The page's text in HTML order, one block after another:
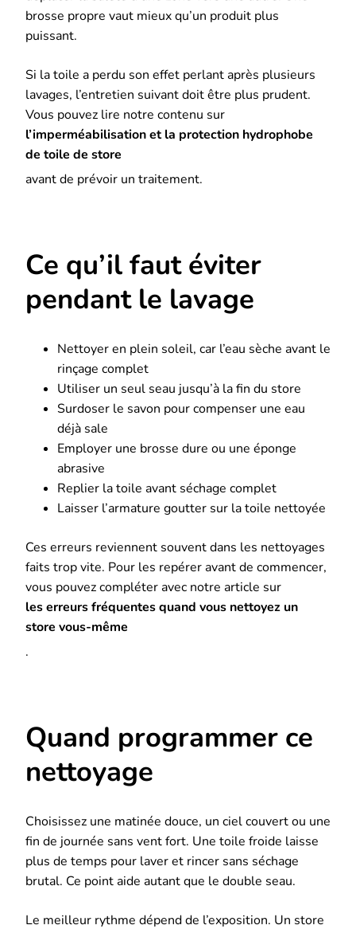
brosse propre vaut mieux qu’un produit plus
puissant.
Si la toile a perdu son effet perlant après plusieurs
lavages, l’entretien suivant doit être plus prudent.
Vous pouvez lire notre contenu sur
l’imperméabilisation et la protection hydrophobe
de toile de store
avant de prévoir un traitement.
Ce qu’il faut éviter
pendant le lavage
Nettoyer en plein soleil, car l’eau sèche avant le
rinçage complet
Utiliser un seul seau jusqu’à la fin du store
Surdoser le savon pour compenser une eau
déjà sale
Employer une brosse dure ou une éponge
abrasive
Replier la toile avant séchage complet
Laisser l’armature goutter sur la toile nettoyée
Ces erreurs reviennent souvent dans les nettoyages
faits trop vite. Pour les repérer avant de commencer,
vous pouvez compléter avec notre article sur
les erreurs fréquentes quand vous nettoyez un
store vous-même
.
Quand programmer ce
nettoyage
Choisissez une matinée douce, un ciel couvert ou une
fin de journée sans vent fort. Une toile froide laisse
plus de temps pour laver et rincer sans séchage
brutal. Ce point aide autant que le double seau.
Le meilleur rythme dépend de l’exposition. Un store